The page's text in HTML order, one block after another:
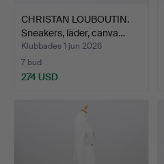
CHRISTAN LOUBOUTIN.
Sneakers, läder, canva…
Klubbades 1 jun 2026
7 bud
274 USD